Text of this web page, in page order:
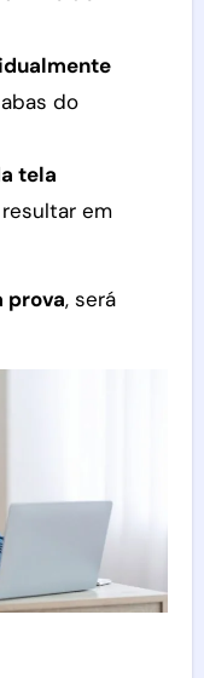
do
tela
em
prova, será